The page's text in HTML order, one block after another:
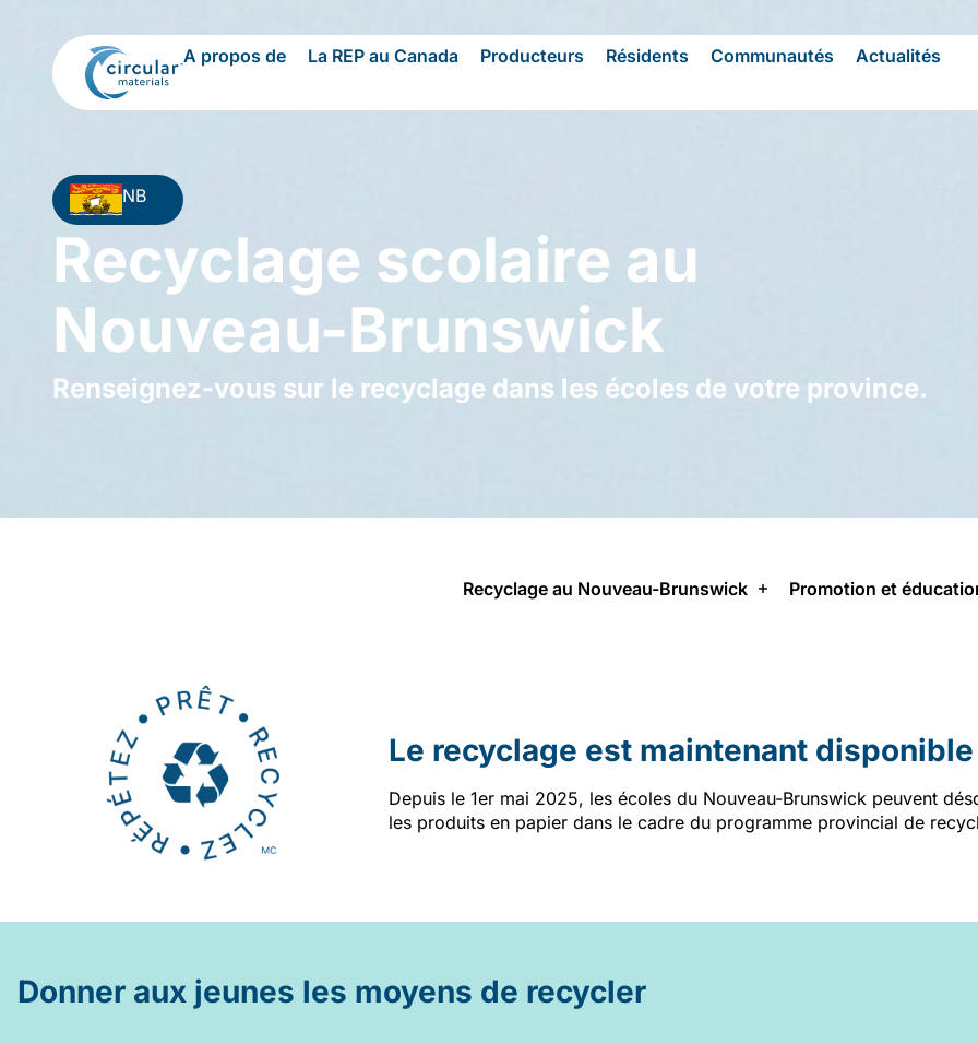
A propos de La REP au Canada Producteurs Résidents Communautés Actualités
NB
Recyclage scolaire au
Nouveau-Brunswick
Renseignez-vous sur le recyclage dans les écoles de votre province.
Recyclage au Nouveau-Brunswick Promotion et
Le recyclage est maintenant
Depuis le 1er mai 2025, les écoles du Nouveau-Brunswick peuvent
les produits en papier dans le cadre du programme provincial de
Donner aux jeunes les moyens de recycler